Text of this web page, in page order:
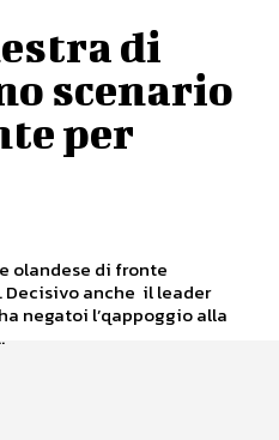
di
scenario
per
olandese di fronte
Decisivo anche il leader
negatoi l’qappoggio alla